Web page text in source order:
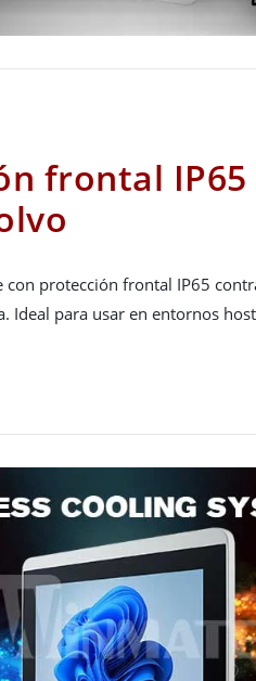
frontal
con protección frontal IP65
Ideal para usar en entornos